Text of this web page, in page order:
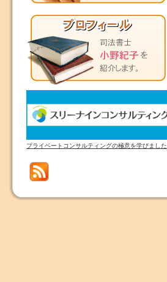
プライベートコンサルティングの極意を学びました